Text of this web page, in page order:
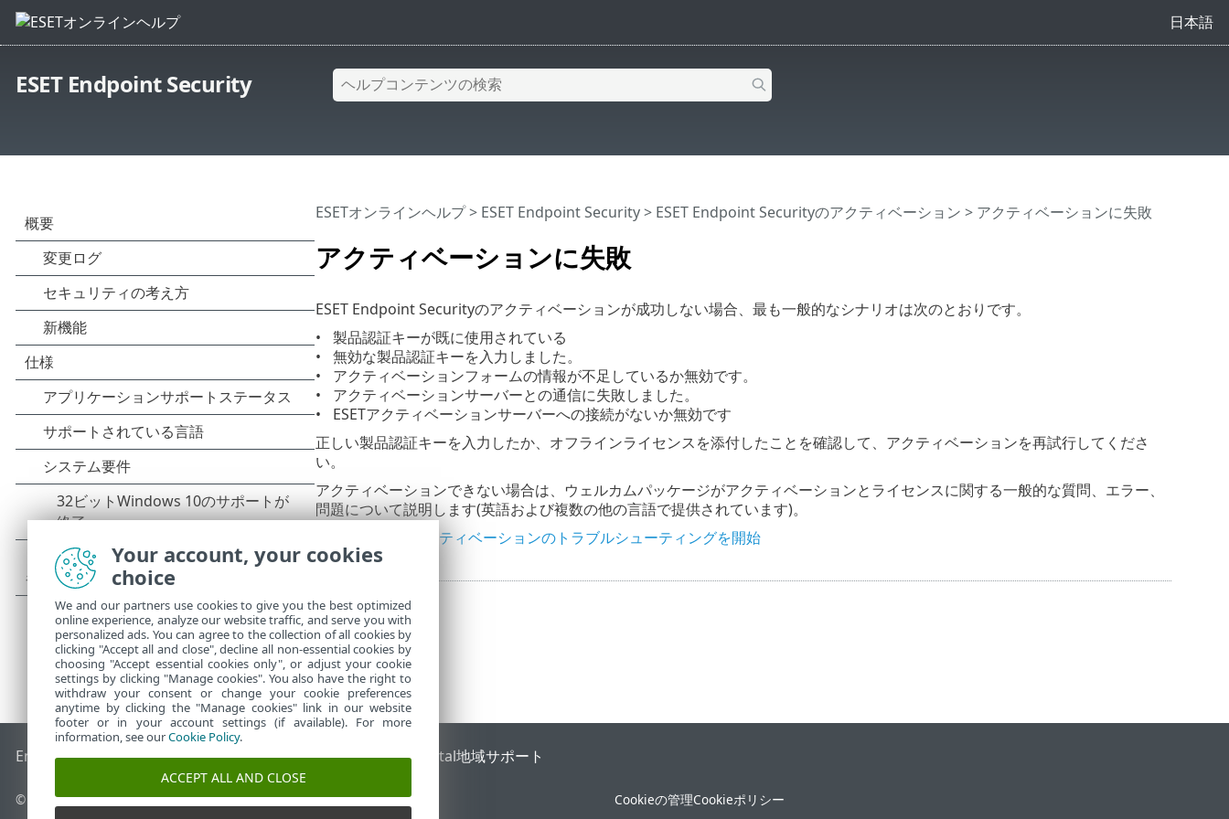
日本語
ESET Endpoint Security
アクティベーションに失敗
ESETオンラインヘルプ> ESET Endpoint Security> ESET Endpoint Securityのアクティベーション > アクティベーションに失敗
ESET Endpoint Securityのアクティベーションが成功しない場合、最も一般的なシナリオは次のとおりです。
製品認証キーが既に使用されている
無効な製品認証キーを入力しました。
アクティベーションフォームの情報が不足しているか無効です。
アクティベーションサーバーとの通信に失敗しました。
ESETアクティベーションサーバーへの接続がないか無効です
正しい製品認証キーを入力したか、オフラインライセンスを添付したことを確認して、アクティベーションを再試行してくださ
い。
アクティベーションできない場合は、ウェルカムパッケージがアクティベーションとライセンスに関する一般的な質問、エラー、
問題について説明します(英語および複数の他の言語で提供されています)。
ESET製品のアクティベーションのトラブルシューティングを開始
End of LifeESETナレッジベースESETフォーラムESET Status Portal地域サポート
© 1992 - 2026 ESET, spol. s r.o. - All rights reserved. Cookieの管理Cookieポリシー
Your account, your cookies
choice
We and our partners use cookies to give you the best optimized
online experience, analyze our website traffic, and serve you with
personalized ads. You can agree to the collection of all cookies by
clicking "Accept all and close", decline all non-essential cookies by
choosing "Accept essential cookies only", or adjust your cookie
settings by clicking "Manage cookies". You also have the right to
withdraw your consent or change your cookie preferences
anytime by clicking the "Manage cookies" link in our website
footer or in your account settings (if available). For more
information, see ourCookie Policy.
ACCEPT ALL AND CLOSE